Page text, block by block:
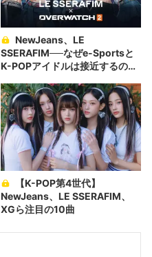
SSERAFIM──なぜe-Sportsと
K-POPアイドルは接近するの
NewJeans、LE SSERAFIM、
XGら注目の10曲